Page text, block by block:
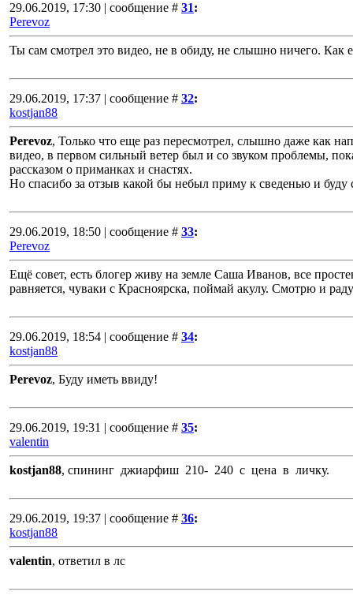
29.06.2019, 17:30 | сообщение # 31:
Perevoz
Ты сам смотрел это видео, не в обиду, не слышно ничего. Как
29.06.2019, 17:37 | сообщение # 32:
kostjan88
Perevoz, Только что еще раз пересмотрел, слышно даже как
видео, в первом сильный ветер был и со звуком проблемы,
рассказом о приманках и снастях.
Но спасибо за отзыв какой бы небыл приму к сведенью и буду
29.06.2019, 18:50 | сообщение # 33:
Perevoz
Ещё совет, есть блогер живу на земле Саша Иванов, все
равняется, чуваки с Красноярска, поймай акулу. Смотрю и
29.06.2019, 18:54 | сообщение # 34:
kostjan88
Perevoz, Буду иметь ввиду!
29.06.2019, 19:31 | сообщение # 35:
valentin
kostjan88, спининг джиарфиш 210- 240 с цена в личку.
29.06.2019, 19:37 | сообщение # 36:
kostjan88
valentin, ответил в лс